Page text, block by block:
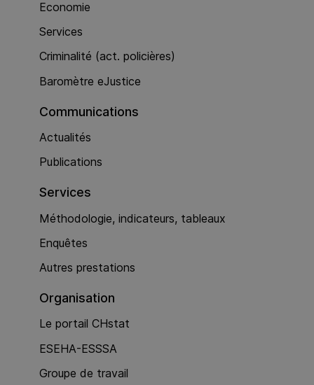
Economie
Services
Criminalité (act. policières)
Baromètre eJustice
Communications
Actualités
Publications
Services
Méthodologie, indicateurs, tableaux
Enquêtes
Autres prestations
Organisation
Le portail CHstat
ESEHA-ESSSA
Groupe de travail